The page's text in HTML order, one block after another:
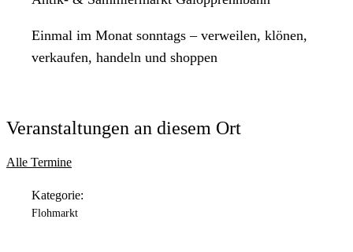
Einmal im Monat sonntags – verweilen, klönen,
verkaufen, handeln und shoppen
Veranstaltungen an diesem Ort
Alle Termine
Kategorie:
Flohmarkt